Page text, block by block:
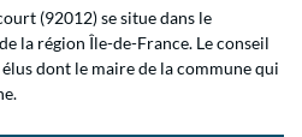
(92012) se situe dans le
la région Île-de-France. Le conseil
dont le maire de la commune qui